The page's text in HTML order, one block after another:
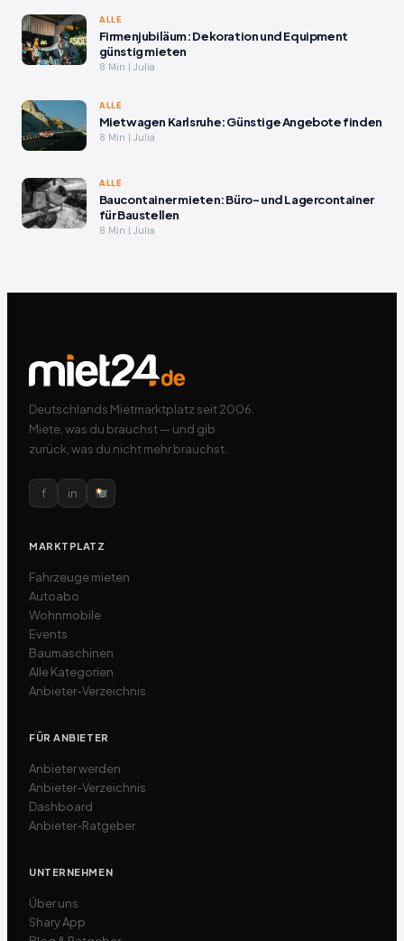
ALLE
Firmenjubiläum: Dekoration und Equipment
günstig mieten
8 Min | Julia
ALLE
Mietwagen Karlsruhe: Günstige Angebote finden
8 Min | Julia
ALLE
Baucontainer mieten: Büro- und Lagercontainer
für Baustellen
8 Min | Julia
Deutschlands Mietmarktplatz seit 2006.
Miete, was du brauchst — und gib
zurück, was du nicht mehr brauchst.
f in
MARKTPLATZ
Fahrzeuge mieten
Autoabo
Wohnmobile
Events
Baumaschinen
Alle Kategorien
Anbieter-Verzeichnis
FÜR ANBIETER
Anbieter werden
Anbieter-Verzeichnis
Dashboard
Anbieter-Ratgeber
UNTERNEHMEN
Über uns
Shary App